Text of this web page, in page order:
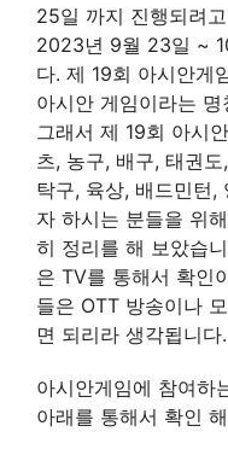
25일 까지 진행되려
2023년 9월 23일 ~
다. 제 19회 아시안게
아시안 게임이라는
그래서 제 19회 아시
츠, 농구, 배구, 태권
탁구, 육상, 배드민턴,
자 하시는 분들을 위
히 정리를 해 보았습
은 TV를 통해서 확인
들은 OTT 방송이나
면 되리라 생각됩니다.
아시안게임에 참여하
아래를 통해서 확인